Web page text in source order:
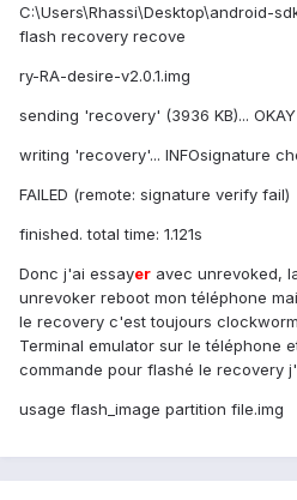
C:\Users\Rhassi\Desktop\android-
flash recovery recove
ry-RA-desire-v2.0.1.img
sending 'recovery' (3936 KB)...
writing 'recovery'... INFOsignature
FAILED (remote: signature verify fail)
finished. total time: 1.121s
Donc j'ai essayer avec unrevoked,
unrevoker reboot mon téléphone
le recovery c'est toujours
Terminal emulator sur le téléphone
commande pour flashé le recovery
usage flash_image partition file.img